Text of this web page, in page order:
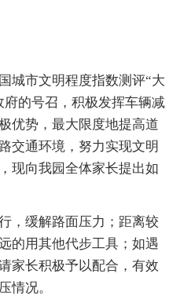
城市文明程度指数测评“大
的号召，积极发挥车辆减
优势，最大限度地提高道
交通环境，努力实现文明
现向我园全体家长提出如
，缓解路面压力；距离较
的用其他代步工具；如遇
家长积极予以配合，有效
情况。